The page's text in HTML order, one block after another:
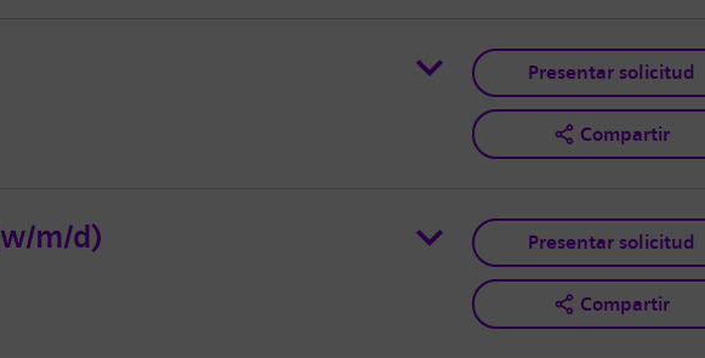
Presentar solicitud
Compartir
m/d) Presentar solicitud
Compartir